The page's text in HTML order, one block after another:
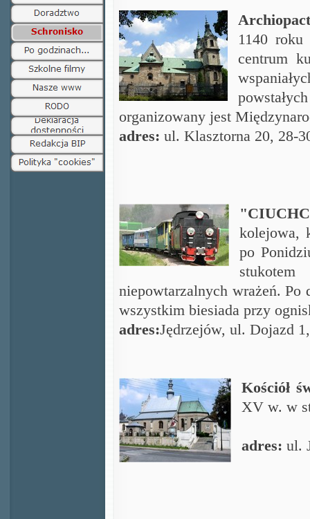
1140
centrum
organizowany jest
adres: ul. Klasztorna 20, 28-
kolejowa,
po
niepowtarzalnych wrażeń. Po
wszystkim biesiada przy
adres:Jędrzejów, ul. Dojazd
Kościół
XV w. w
adres: ul.